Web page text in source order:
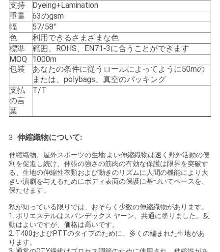
COMPANY
NEWS
地
図
PRIVACY
支持
Dyeing+Lamination
重量
63のgsm
幅
57/58"
色
利用できるさまざまな色
標準
範囲、ROHS、EN71-3に合うことができます
MOQ
1000m
包装
あなたの条件に従うロールによってように50mの
または、polybags、真空のパッキング
支払
の言
葉
T/T
3 . 伸縮織物について:
伸縮織物、屋外スポーツの生地:よい伸縮織物は速く野外活動の便
利を促進し続け、伸張の強さの筋肉の有効な保護は限界を突破す
る、生地の伸縮性衣類および動きのリズムに人間の機能により大
きい演劇を与えるためにボディ表面の保護に基づいてペースを、
保たせます。
私が知っている限りでは、おそらく少数の伸縮織物があります。
1. ポリエステルはスパンデックス ヤーン、共通に塗りました。反
動はよいですが、価格は高いです。
2. T400およびPTTのタイプのために、多くの編まれた生地があ
ります。